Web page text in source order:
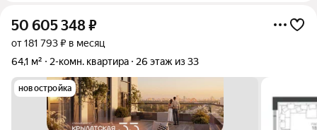
50 605 348₽
от 181 793 ₽ в месяц
64,1 м²
2-комн. квартира 26 этаж из 33
новостройка